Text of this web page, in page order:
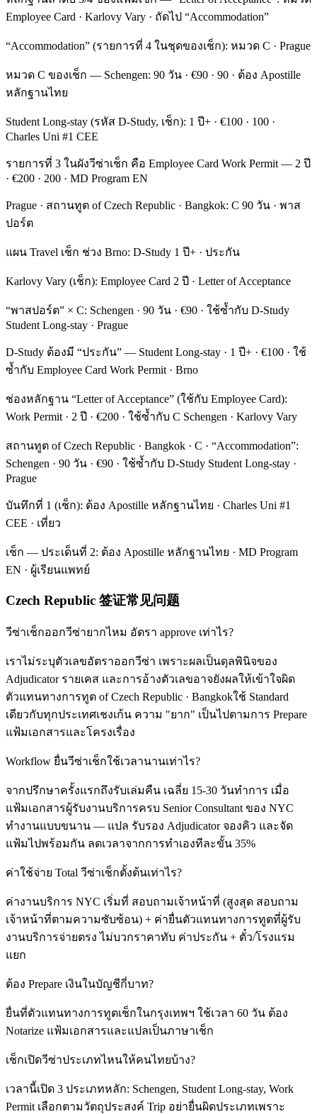
Employee Card · Karlovy Vary · ถัดไป “Accommodation”
“Accommodation” (รายการที่ 4 ในชุดของเช็ก): หมวด C · Prague
หมวด C ของเช็ก — Schengen: 90 วัน · €90 · 90 · ต้อง Apostille
หลักฐานไทย
Student Long-stay (รหัส D-Study, เช็ก): 1 ปี+ · €100 · 100 ·
Charles Uni #1 CEE
รายการที่ 3 ในผังวีซ่าเช็ก คือ Employee Card Work Permit — 2 ปี
· €200 · 200 · MD Program EN
Prague · สถานทูต of Czech Republic · Bangkok: C 90 วัน · พาส
ปอร์ต
แผน Travel เช็ก ช่วง Brno: D-Study 1 ปี+ · ประกัน
Karlovy Vary (เช็ก): Employee Card 2 ปี · Letter of Acceptance
“พาสปอร์ต” × C: Schengen · 90 วัน · €90 · ใช้ซ้ำกับ D-Study
Student Long-stay · Prague
D-Study ต้องมี “ประกัน” — Student Long-stay · 1 ปี+ · €100 · ใช้
ซ้ำกับ Employee Card Work Permit · Brno
ช่องหลักฐาน “Letter of Acceptance” (ใช้กับ Employee Card):
Work Permit · 2 ปี · €200 · ใช้ซ้ำกับ C Schengen · Karlovy Vary
สถานทูต of Czech Republic · Bangkok · C · “Accommodation”:
Schengen · 90 วัน · €90 · ใช้ซ้ำกับ D-Study Student Long-stay ·
Prague
บันทึกที่ 1 (เช็ก): ต้อง Apostille หลักฐานไทย · Charles Uni #1
CEE · เที่ยว
เช็ก — ประเด็นที่ 2: ต้อง Apostille หลักฐานไทย · MD Program
EN · ผู้เรียนแพทย์
Czech Republic 签证常见问题
วีซ่าเช็กออกวีซ่ายากไหม อัตรา approve เท่าไร?
เราไม่ระบุตัวเลขอัตราออกวีซ่า เพราะผลเป็นดุลพินิจของ
Adjudicator รายเคส และการอ้างตัวเลขอาจยังผลให้เข้าใจผิด
ตัวแทนทางการทูต of Czech Republic · Bangkokใช้ Standard
เดียวกับทุกประเทศเชงเก้น ความ "ยาก" เป็นไปตามการ Prepare
แฟ้มเอกสารและโครงเรื่อง
Workflow ยื่นวีซ่าเช็กใช้เวลานานเท่าไร?
จากปรึกษาครั้งแรกถึงรับเล่มคืน เฉลี่ย 15-30 วันทำการ เมื่อ
แฟ้มเอกสารผู้รับงานบริการครบ Senior Consultant ของ NYC
ทำงานแบบขนาน — แปล รับรอง Adjudicator จองคิว และจัด
แฟ้มไปพร้อมกัน ลดเวลาจากการทำเองทีละขั้น 35%
ค่าใช้จ่าย Total วีซ่าเช็กตั้งต้นเท่าไร?
ค่างานบริการ NYC เริ่มที่ สอบถามเจ้าหน้าที่ (สูงสุด สอบถาม
เจ้าหน้าที่ตามความซับซ้อน) + ค่ายื่นตัวแทนทางการทูตที่ผู้รับ
งานบริการจ่ายตรง ไม่บวกราคาทับ ค่าประกัน + ตั๋ว/โรงแรม
แยก
ต้อง Prepare เงินในบัญชีกี่บาท?
ยื่นที่ตัวแทนทางการทูตเช็กในกรุงเทพฯ ใช้เวลา 60 วัน ต้อง
Notarize แฟ้มเอกสารและแปลเป็นภาษาเช็ก
เช็กเปิดวีซ่าประเภทไหนให้คนไทยบ้าง?
เวลานี้เปิด 3 ประเภทหลัก: Schengen, Student Long-stay, Work
Permit เลือกตามวัตถุประสงค์ Trip อย่ายื่นผิดประเภทเพราะ